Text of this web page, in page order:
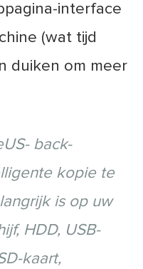
interface
(wat tijd
duiken om meer
back-
kopie te
is op uw
HDD, USB-
kaart,